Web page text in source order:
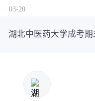
03-20